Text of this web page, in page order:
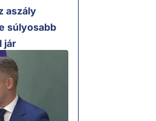
aszály
súlyosabb
jár